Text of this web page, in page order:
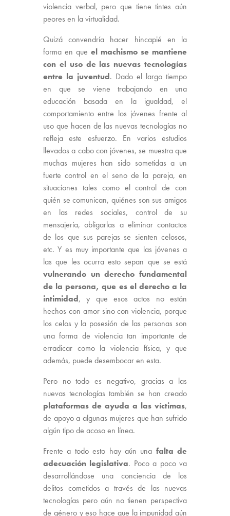
violencia verbal, pero que tiene tintes aún
peores en la virtualidad.
Quizá convendría hacer hincapié en la
forma en que el machismo se mantiene
con el uso de las nuevas tecnologías
entre la juventud. Dado el largo tiempo
en que se viene trabajando en una
educación basada en la igualdad, el
comportamiento entre los jóvenes frente al
uso que hacen de las nuevas tecnologías no
refleja este esfuerzo. En varios estudios
llevados a cabo con jóvenes, se muestra que
muchas mujeres han sido sometidas a un
fuerte control en el seno de la pareja, en
situaciones tales como el control de con
quién se comunican, quiénes son sus amigos
en las redes sociales, control de su
mensajería, obligarlas a eliminar contactos
de los que sus parejas se sienten celosos,
etc. Y es muy importante que las jóvenes a
las que les ocurra esto sepan que se está
vulnerando un derecho fundamental
de la persona, que es el derecho a la
intimidad, y que esos actos no están
hechos con amor sino con violencia, porque
los celos y la posesión de las personas son
una forma de violencia tan importante de
erradicar como la violencia física, y que
además, puede desembocar en esta.
Pero no todo es negativo, gracias a las
nuevas tecnologías también se han creado
plataformas de ayuda a las víctimas,
de apoyo a algunas mujeres que han sufrido
algún tipo de acoso en línea.
Frente a todo esto hay aún una falta de
adecuación legislativa. Poco a poco va
desarrollándose una conciencia de los
delitos cometidos a través de las nuevas
tecnologías pero aún no tienen perspectiva
de género y eso hace que la impunidad aún